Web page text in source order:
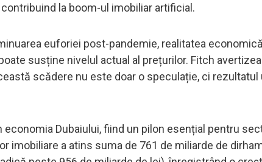
la boom-ul imobiliar artificial.
euforiei post-pandemie, realitatea
susține nivelul actual al prețurilor. Fitch
scădere nu este doar o speculație, ci rezultatul
Dubaiului, fiind un pilon esențial pentru
imobiliare a atins suma de 761 de miliarde de